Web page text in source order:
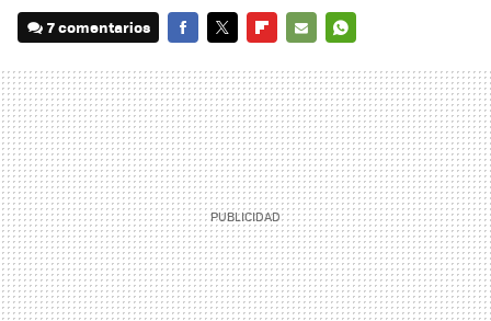
7 comentarios
MAIL